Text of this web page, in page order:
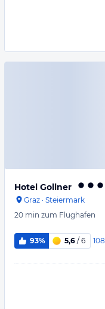
Hotel Gollner
Graz · Steiermark
20 min zum Flughafen
93% 5,6 / 6 108